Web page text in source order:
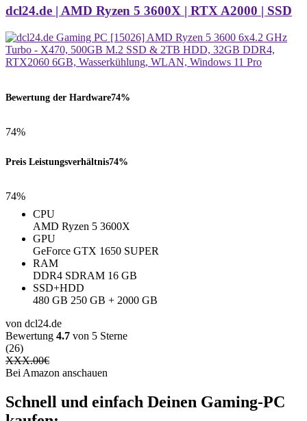
dcl24.de | AMD Ryzen 5 3600X | RTX A2000 | SSD
Bewertung der Hardware74%
74%
Preis Leistungsverhältnis74%
74%
CPU
AMD Ryzen 5 3600X
GPU
GeForce GTX 1650 SUPER
RAM
DDR4 SDRAM 16 GB
SSD+HDD
480 GB 250 GB + 2000 GB
von dcl24.de
Bewertung 4.7 von 5 Sterne
(26)
XXX.00€
Bei Amazon anschauen
Schnell und einfach Deinen Gaming-PC